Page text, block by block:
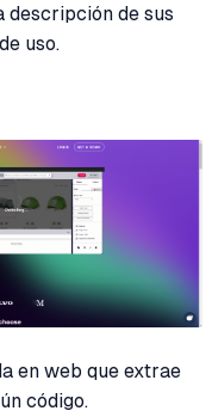
descripción de sus
uso.
en web que extrae
código.